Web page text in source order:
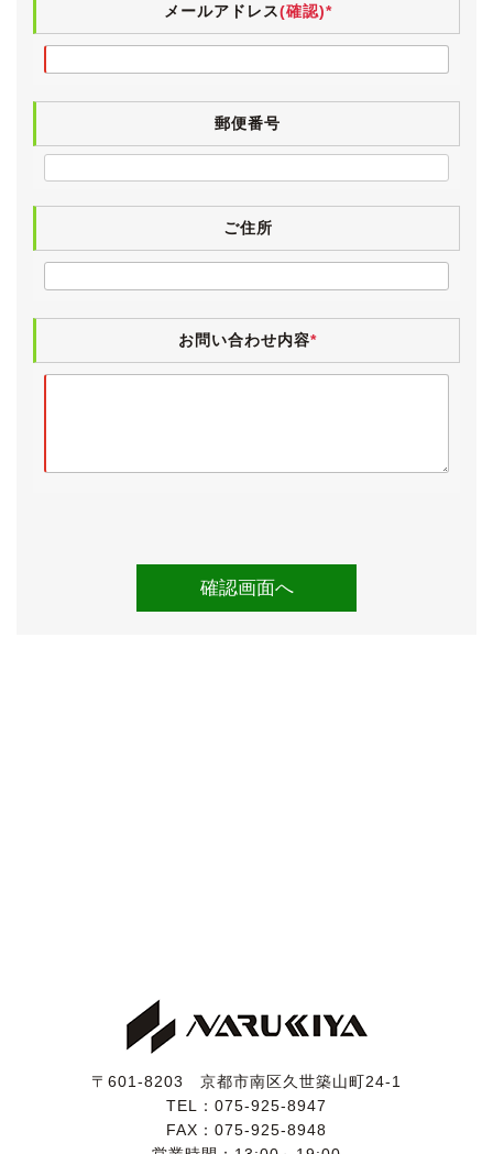
ますので、使用頻度は低いです。)
内外装ともに大変きれいなセルシオです。
乗り心地の良いエアサスを装備した上級Ｃ仕様に、セミ
アニリンレザーシートやアルカンターラルーフライナ
レクションになると運転席・助手席がシートヒーターの
みとなるため、こちらのインテリアセレクションが人気
です。
車検が令和７年７月まで残っていますので、そのまま乗
って帰っていただくことが可能です。
また、ヘッドランプレンズに若干の曇りが見受けられま
したので、同時に磨き＆クリア再塗装を施工しました。
レザーシートは、運転席を含め目立ったスレや破れは無
く、状態は良好です。
なテカリもございません。
コンビハンドルは社外品ですが、ウッド部と革部分はと
もにきれいです。
メールアドレス(確認)*
郵便番号
ご住所
お問い合わせ内容*
〒601-8203 京都市南区久世築山町24-1
TEL： 075-925-8947
FAX：075-925-8948